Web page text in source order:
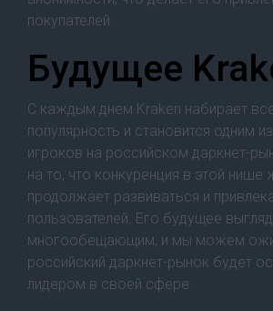
покупателей.
Будущее
С каждым днем Kraken набирает
популярность и становится одним
игроков на российском даркнет-
на то, что конкуренция в этой нише
продолжает развиваться и
пользователей. Его будущее
многообещающим, и мы можем
российский даркнет-рынок будет
лидером в своей сфере.